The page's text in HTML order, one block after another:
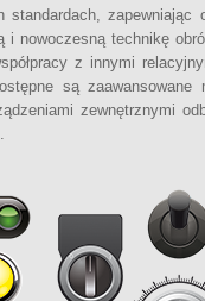
standardach, zapewniając
i nowoczesną technikę
z innymi
są zaawansowane
zewnętrznymi